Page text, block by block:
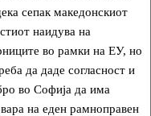
сепак македонскиот
наидува на
во рамки на ЕУ, но
да даде согласност и
во Софија да има
на еден рамноправен